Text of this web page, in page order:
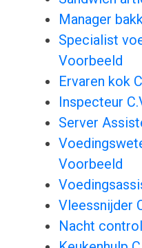
Manager
Specialist
Voorbeeld
Ervaren kok
Inspecteur
Server
Voorbeeld
Vleessnijder
Nacht